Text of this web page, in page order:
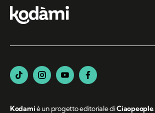
Kodamiè un progetto editoriale diCiaopeople.